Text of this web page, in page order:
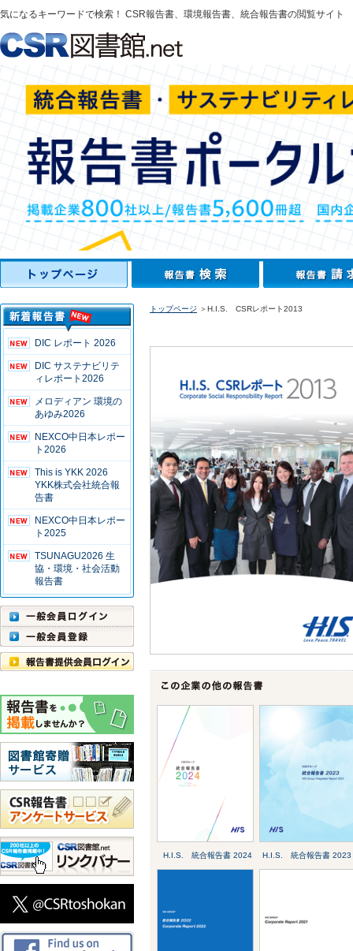
気になるキーワードで検索！ CSR報告書、環境報告書、統合報告書の閲覧サイト
DIC レポート 2026
DIC サステナビリテ
ィレポート2026
メロディアン 環境の
あゆみ2026
NEXCO中日本レポー
ト2026
This is YKK 2026
YKK株式会社統合報
告書
NEXCO中日本レポー
ト2025
TSUNAGU2026 生
協・環境・社会活動
報告書
トップページ ＞H.I.S. CSRレポート2013
H.I.S. 統合報告書 2024 H.I.S. 統合報告書 2023